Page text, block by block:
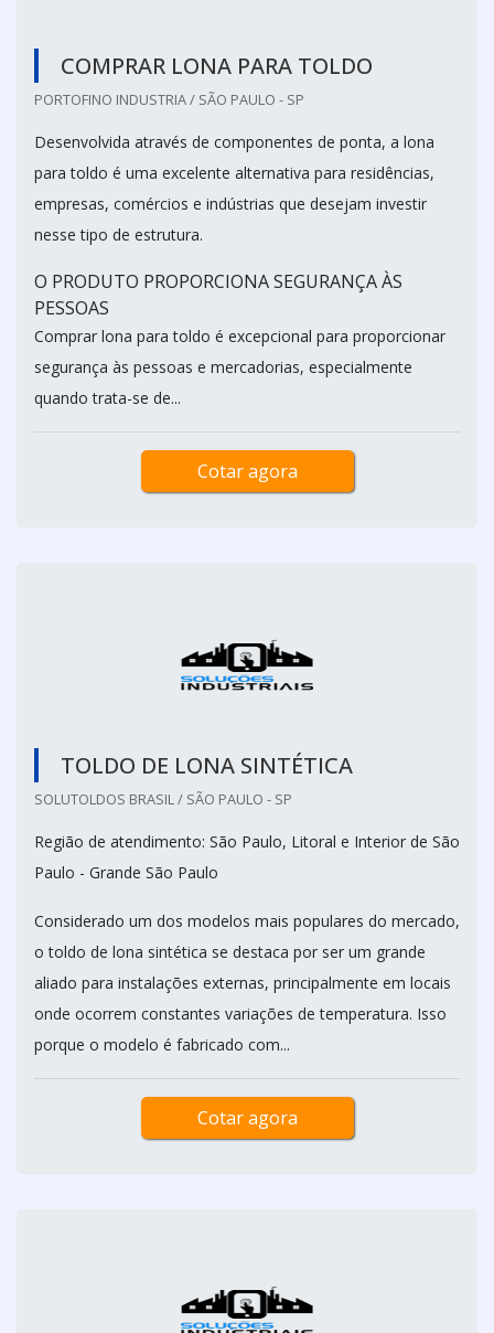
COMPRAR LONA PARA TOLDO
PORTOFINO INDUSTRIA / SÃO PAULO - SP
Desenvolvida através de componentes de ponta, a lona
para toldo é uma excelente alternativa para residências,
empresas, comércios e indústrias que desejam investir
nesse tipo de estrutura.
O PRODUTO PROPORCIONA SEGURANÇA ÀS
PESSOAS
Comprar lona para toldo é excepcional para proporcionar
segurança às pessoas e mercadorias, especialmente
quando trata-se de...
Cotar agora
TOLDO DE LONA SINTÉTICA
SOLUTOLDOS BRASIL / SÃO PAULO - SP
Região de atendimento: São Paulo, Litoral e Interior de São
Paulo - Grande São Paulo
Considerado um dos modelos mais populares do mercado,
o toldo de lona sintética se destaca por ser um grande
aliado para instalações externas, principalmente em locais
onde ocorrem constantes variações de temperatura. Isso
porque o modelo é fabricado com...
Cotar agora